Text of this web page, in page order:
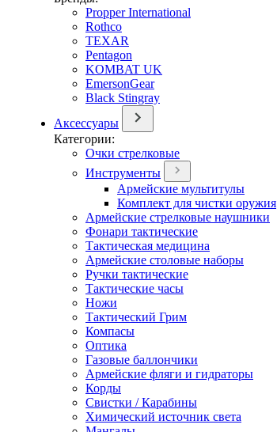
Propper International
Rothco
TEXAR
Pentagon
KOMBAT UK
EmersonGear
Black Stingray
Аксессуары
Категории:
Очки стрелковые
Инструменты
Армейские мультитулы
Комплект для чистки оружия
Армейские стрелковые наушники
Фонари тактические
Тактическая медицина
Армейские столовые наборы
Ручки тактические
Тактические часы
Ножи
Тактический Грим
Компасы
Оптика
Газовые баллончики
Армейские фляги и гидраторы
Корды
Свистки / Карабины
Химический источник света